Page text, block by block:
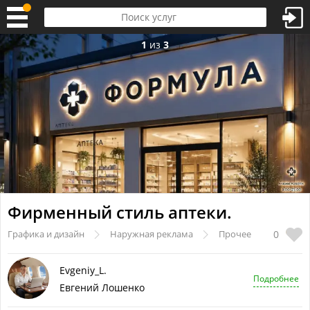
1 из3
Фирменный стиль аптеки.
0
Графика и дизайн Наружная реклама Прочее
Evgeniy_L.
Евгений Лошенко
Подробнее